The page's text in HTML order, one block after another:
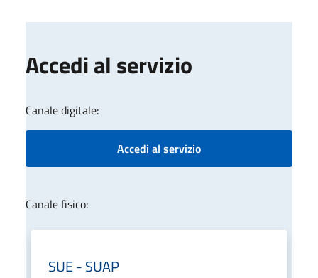
Accedi al servizio
Canale digitale:
Accedi al servizio
Canale fisico:
SUE - SUAP